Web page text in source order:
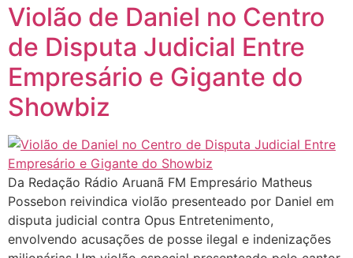
Violão de Daniel no Centro
de Disputa Judicial Entre
Empresário e Gigante do
Showbiz
Da Redação Rádio Aruanã FM Empresário Matheus
Possebon reivindica violão presenteado por Daniel em
disputa judicial contra Opus Entretenimento,
envolvendo acusações de posse ilegal e indenizações